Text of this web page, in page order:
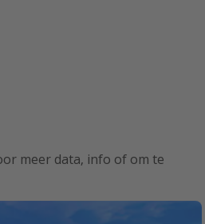
meer data, info of om te